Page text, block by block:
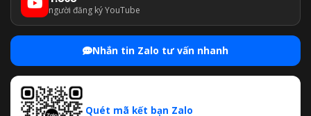
người đăng ký YouTube
Nhắn tin Zalo tư vấn nhanh
Quét mã kết bạn Zalo